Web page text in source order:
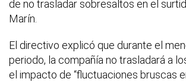
de no trasladar sobresaltos en el
Marín.
El directivo explicó que durante el
periodo, la compañía no trasladará a
el impacto de “fluctuaciones bruscas